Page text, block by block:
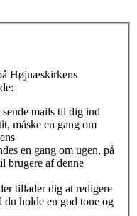
Højnæskirkens
mails til dig ind
måske en gang om
en gang om ugen, på
brugere af denne
tillader dig at redigere
du holde en god tone og